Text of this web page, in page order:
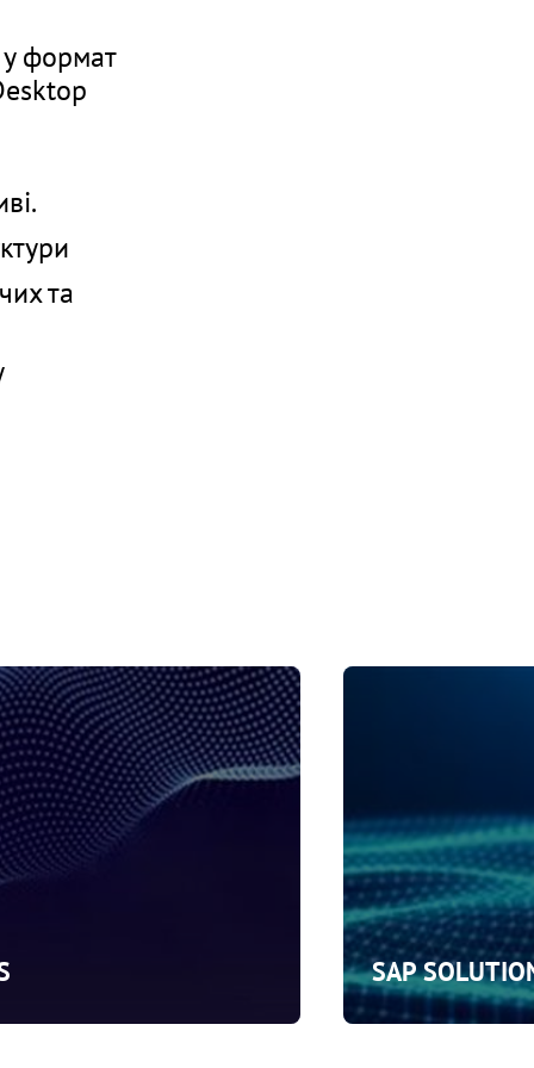
формат
та
SAP